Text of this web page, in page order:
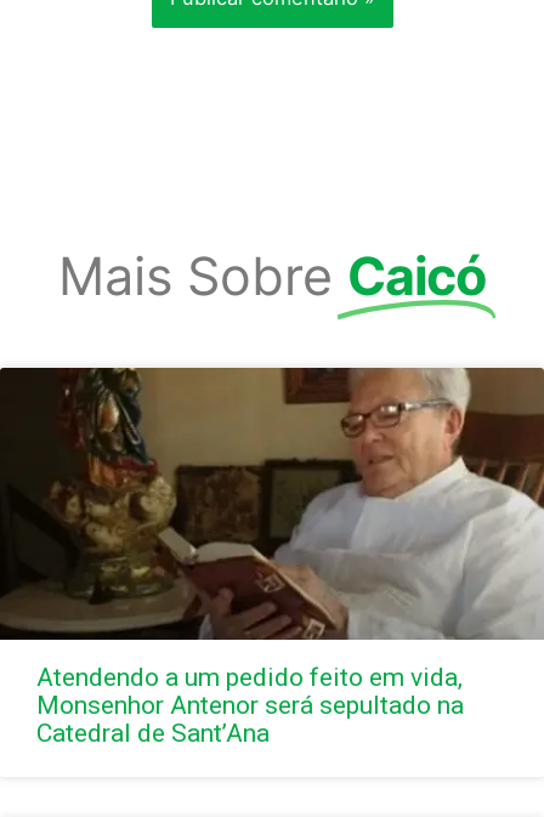
Mais Sobre Caicó
Atendendo a um pedido feito em vida,
Monsenhor Antenor será sepultado na
Catedral de Sant’Ana